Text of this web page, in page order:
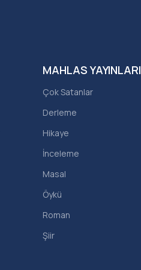
MAHLAS YAYINLARI
Çok Satanlar
Derleme
Hikaye
İnceleme
Masal
Öykü
Roman
Şiir